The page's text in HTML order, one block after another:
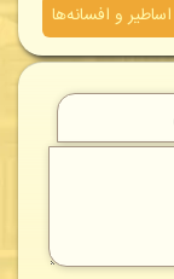
و افسانه‌ها